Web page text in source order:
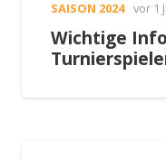
SAISON 2024 vor 1
Wichtige